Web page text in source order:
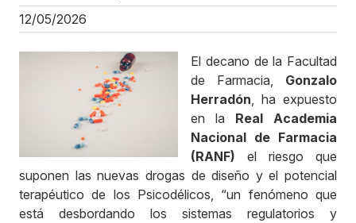
12/05/2026
El decano de la Facultad
de Farmacia, Gonzalo
Herradón , ha expuesto
en la Real Academia
Nacional de Farmacia
(RANF) el riesgo que
suponen las nuevas drogas de diseño y el potencial
terapéutico de los Psicodélicos, “un fenómeno que
está desbordando los sistemas regulatorios y